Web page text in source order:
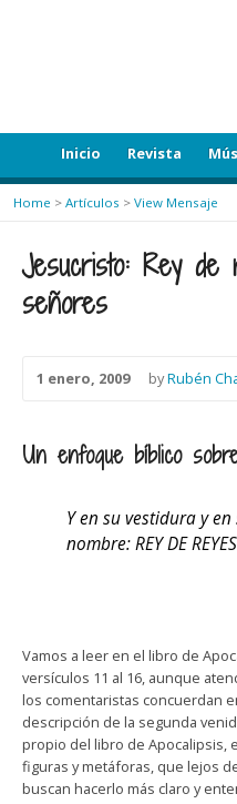
Inicio Revista
Home > Artículos > View Mensaje
Jesucristo: Rey
señores
1 enero, 2009 byRubén
Un enfoque bíblico
Y en su vestidura y
nombre: REY DE
Vamos a leer en el libro de
versículos 11 al 16, aunque
los comentaristas concuerdan
descripción de la segunda
propio del libro de Apocalipsis,
figuras y metáforas, que lejos
buscan hacerlo más claro y